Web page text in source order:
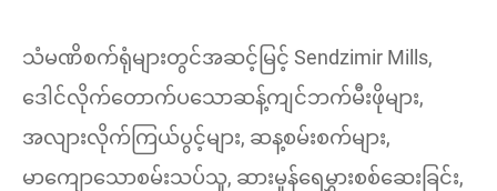
သံမဏိစက်ရုံများတွင်အဆင့်မြင့် Sendzimir Mills,
ဒေါင်လိုက်တောက်ပသောဆန့်ကျင်ဘက်မီးဖိုများ,
အလျားလိုက်ကြယ်ပွင့်များ, ဆန့စမ်းစက်များ,
မာကျောသောစမ်းသပ်သူ, ဆားမှုန်ရေမွှားစစ်ဆေးခြင်း,